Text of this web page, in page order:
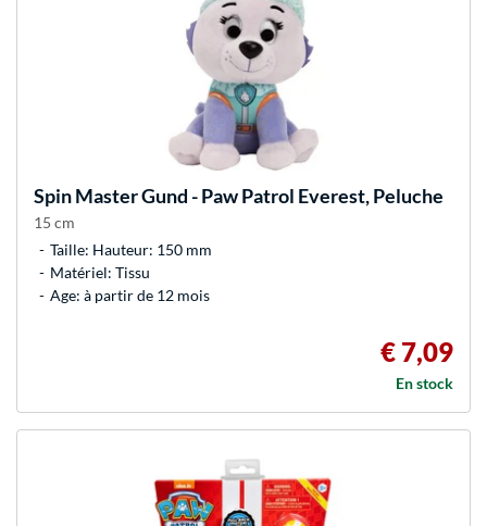
Spin MasterGund - Paw Patrol Everest, Peluche
15 cm
Taille: Hauteur: 150 mm
Matériel: Tissu
Age: à partir de 12 mois
€ 7,09
En stock